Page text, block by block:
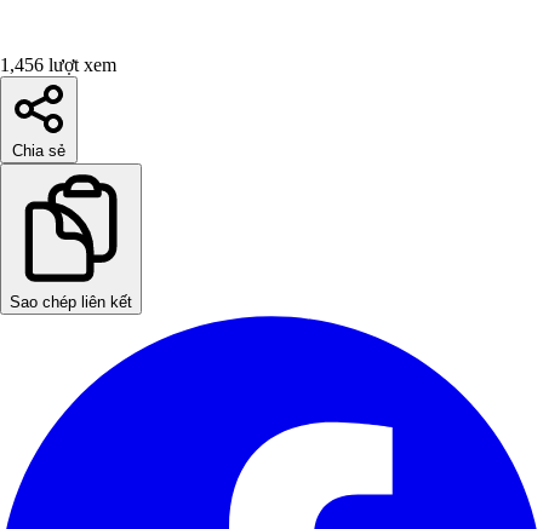
1,456 lượt xem
Chia sẻ
Sao chép liên kết